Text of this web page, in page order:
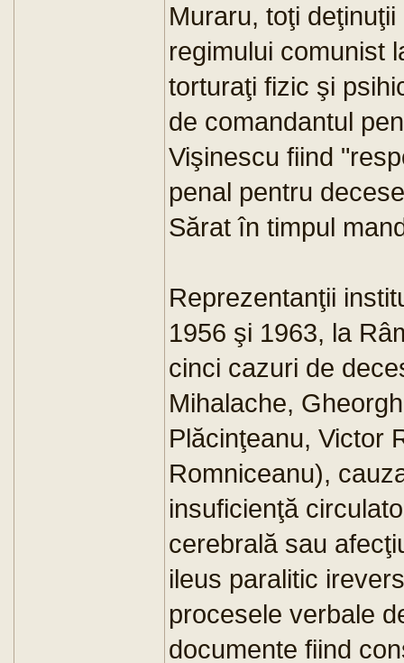
Muraru, toţi
regimului comunist
torturaţi fizic şi
de comandantul
Vişinescu fiind
penal pentru
Sărat în timpul
Reprezentanţii
1956 şi 1963, la
cinci cazuri de
Mihalache,
Plăcinţeanu, Victor
Romniceanu),
insuficienţă
cerebrală sau
ileus paralitic
procesele verbale
documente fiind